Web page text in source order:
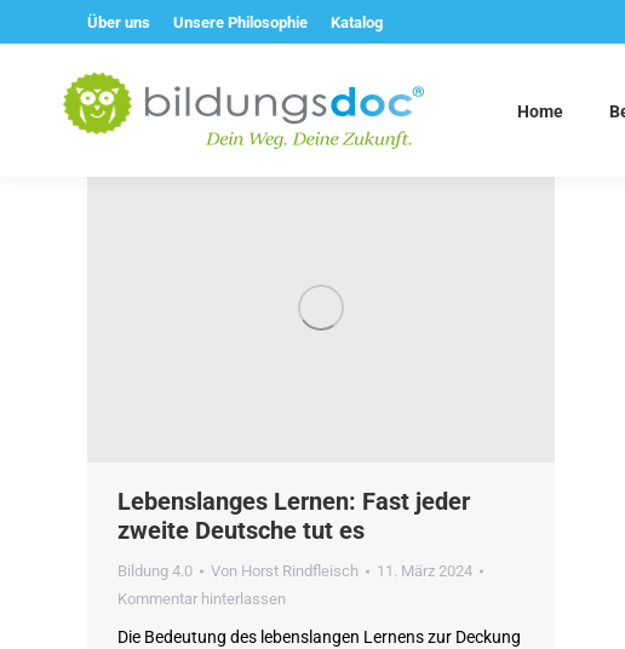
Über uns Unsere Philosophie Katalog
Home
Lebenslanges Lernen: Fast jeder
zweite Deutsche tut es
Bildung 4.0 Von Horst Rindfleisch
11. März 2024
Kommentar hinterlassen
Die Bedeutung des lebenslangen Lernens zur Deckung